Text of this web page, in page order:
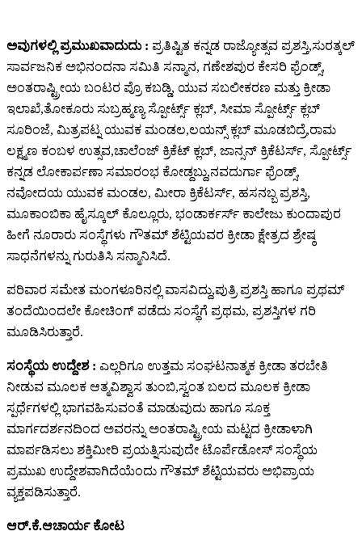
ಅವುಗಳಲ್ಲಿ ಪ್ರಮುಖವಾದುದು : ಪ್ರತಿಷ್ಟಿತ ಕನ್ನಡ ರಾಜ್ಯೋತ್ಸವ ಪ್ರಶಸ್ತಿ,ಸುರತ್ಕಲ್
ಸಾರ್ವಜನಿಕ ಅಭಿನಂದನಾ ಸಮಿತಿ ಸನ್ಮಾನ, ಗಣೇಶಪುರ ಕೇಸರಿ ಫ್ರೆಂಡ್ಸ್,
ಅಂತರಾಷ್ಟ್ರೀಯ ಬಂಟರ ಪ್ರೊ ಕಬಡ್ಡಿ, ಯುವ ಸಬಲೀಕರಣ ಮತ್ತು ಕ್ರೀಡಾ
ಇಲಾಖೆ,ತೋಕೂರು ಸುಬ್ರಹ್ಮಣ್ಯ ಸ್ಪೋರ್ಟ್ಸ್ ಕ್ಲಬ್, ಸೀಮಾ ಸ್ಪೋರ್ಟ್ಸ್ ಕ್ಲಬ್
ಸೂರಿಂಜೆ, ಮಿತ್ರಪಟ್ನ ಯುವಕ ಮಂಡಲ,ಲಯನ್ಸ್ ಕ್ಲಬ್ ಮೂಡಬಿದ್ರೆ,ರಾಮ
ಲಕ್ಷ್ಮಣ ಕಂಬಳ ಉತ್ಸವ,ಚಾಲೆಂಜ್ ಕ್ರಿಕೆಟ್ ಕ್ಲಬ್, ಜಾನ್ಸನ್ ಕ್ರಿಕೆಟರ್ಸ್, ಸ್ಪೋರ್ಟ್ಸ್
ಕನ್ನಡ ಲೋಕಾರ್ಪಣಾ ಸಮಾರಂಭ ಕೋಡ್ದಬ್ದು,ನವದುರ್ಗಾ ಫ್ರೆಂಡ್ಸ್,
ನವೋದಯ ಯುವಕ ಮಂಡಲ, ಮೀರಾ ಕ್ರಿಕೆಟರ್ಸ್, ಹಸನಬ್ಬ ಪ್ರಶಸ್ತಿ,
ಮೂಕಾಂಬಿಕಾ ಹೈಸ್ಕೂಲ್ ಕೊಲ್ಲೂರು, ಭಂಡಾರ್ಕರ್ಸ್ ಕಾಲೇಜು ಕುಂದಾಪುರ
ಹೀಗೆ ನೂರಾರು ಸಂಸ್ಥೆಗಳು ಗೌತಮ್ ಶೆಟ್ಟಿಯವರ ಕ್ರೀಡಾ ಕ್ಷೇತ್ರದ ಶ್ರೇಷ್ಠ
ಸಾಧನೆಗಳನ್ನು ಗುರುತಿಸಿ ಸನ್ಮಾನಿಸಿದೆ.
ಪರಿವಾರ ಸಮೇತ ಮಂಗಳೂರಿನಲ್ಲಿ ವಾಸವಿದ್ದು,ಪುತ್ರಿ ಪ್ರಶಸ್ತಿ ಹಾಗೂ ಪ್ರಥಮ್
ತಂದೆಯಿಂದಲೇ ಕೋಚಿಂಗ್ ಪಡೆದು ಸಂಸ್ಥೆಗೆ ಪ್ರಥಮ, ಪ್ರಶಸ್ತಿಗಳ ಗರಿ
ಮೂಡಿಸಿರುತ್ತಾರೆ.
ಸಂಸ್ಥೆಯ ಉದ್ದೇಶ : ಎಲ್ಲರಿಗೂ ಉತ್ತಮ ಸಂಘಟನಾತ್ಮಕ ಕ್ರೀಡಾ ತರಬೇತಿ
ನೀಡುವ ಮೂಲಕ ಆತ್ಮವಿಶ್ವಾಸ ತುಂಬಿ,ಸ್ವಂತ ಬಲದ ಮೂಲಕ ಕ್ರೀಡಾ
ಸ್ಪರ್ಧೆಗಳಲ್ಲಿ ಭಾಗವಹಿಸುವಂತೆ ಮಾಡುವುದು ಹಾಗೂ ಸೂಕ್ತ
ಮಾರ್ಗದರ್ಶನದಿಂದ ಅವರನ್ನು ಅಂತರಾಷ್ಟ್ರೀಯ ಮಟ್ಟದ ಕ್ರೀಡಾಳಾಗಿ
ಮಾರ್ಪಡಿಸಲು ಶಕ್ತಿಮೀರಿ ಪ್ರಯತ್ನಿಸುವುದೇ ಟೊರ್ಪೆಡೋಸ್ ಸಂಸ್ಥೆಯ
ಪ್ರಮುಖ ಉದ್ದೇಶವಾಗಿದೆಯೆಂದು ಗೌತಮ್ ಶೆಟ್ಟಿಯವರು ಅಭಿಪ್ರಾಯ
ವ್ಯಕ್ತಪಡಿಸುತ್ತಾರೆ.
ಆರ್.ಕೆ.ಆಚಾರ್ಯ ಕೋಟ